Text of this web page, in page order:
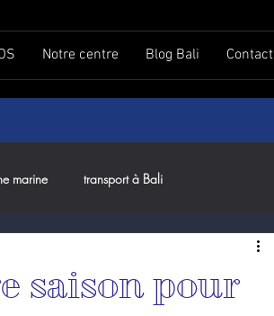
Notre centre Blog Bali Contact
marine transport à Bali
saison pour